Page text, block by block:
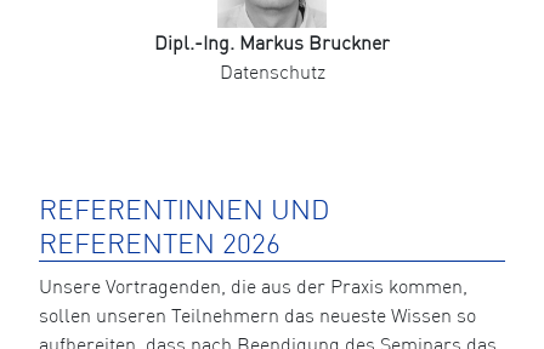
Dipl.-Ing. Markus Bruckner
Datenschutz
REFERENTINNEN UND
REFERENTEN 2026
Unsere Vortragenden, die aus der Praxis kommen,
sollen unseren Teilnehmern das neueste Wissen so